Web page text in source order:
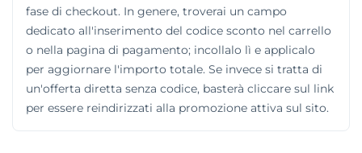
fase di checkout. In genere, troverai un campo
dedicato all'inserimento del codice sconto nel carrello
o nella pagina di pagamento; incollalo lì e applicalo
per aggiornare l'importo totale. Se invece si tratta di
un'offerta diretta senza codice, basterà cliccare sul link
per essere reindirizzati alla promozione attiva sul sito.